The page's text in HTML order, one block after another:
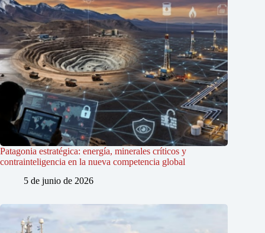
Patagonia estratégica: energía, minerales críticos y
contrainteligencia en la nueva competencia global
5 de junio de 2026